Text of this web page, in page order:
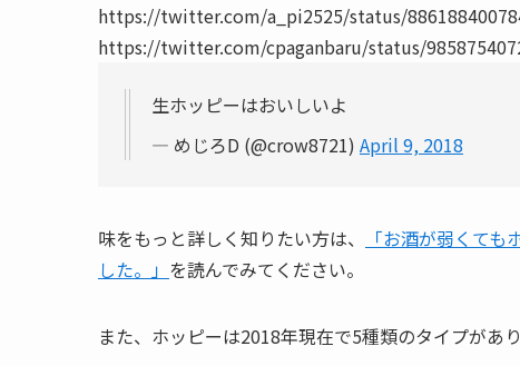
https://twitter.com/a_pi2525/status/
https://twitter.com/cpaganbaru/status/
生ホッピーはおいしいよ
— めじろD (@crow8721) April 9, 2018
味をもっと詳しく知りたい方は、
「お酒が弱くて
した。」 を読んでみてください。
また、ホッピーは2018年現在で5種類のタイプがあり